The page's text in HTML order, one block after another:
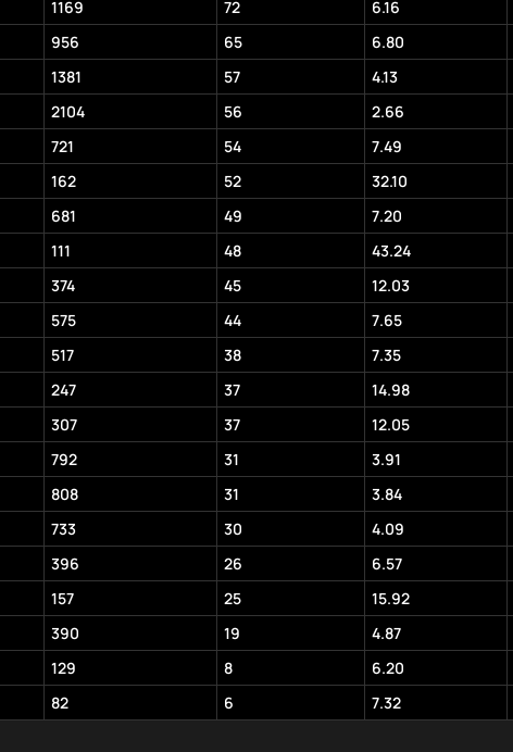
1169 72 6.16
956 65 6.80
1381 57 4.13
2104 56 2.66
721 54 7.49
162 52 32.10
681 49 7.20
111 48 43.24
374 45 12.03
575 44 7.65
517 38 7.35
247 37 14.98
307 37 12.05
792 31 3.91
808 31 3.84
733 30 4.09
396 26 6.57
157 25 15.92
390 19 4.87
129 8 6.20
82 6 7.32